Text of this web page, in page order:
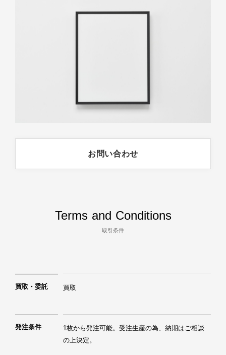
お問い合わせ
Terms and Conditions
取引条件
買取・委託 買取
発注条件
1枚から発注可能。受注生産の為、納期はご相談
の上決定。